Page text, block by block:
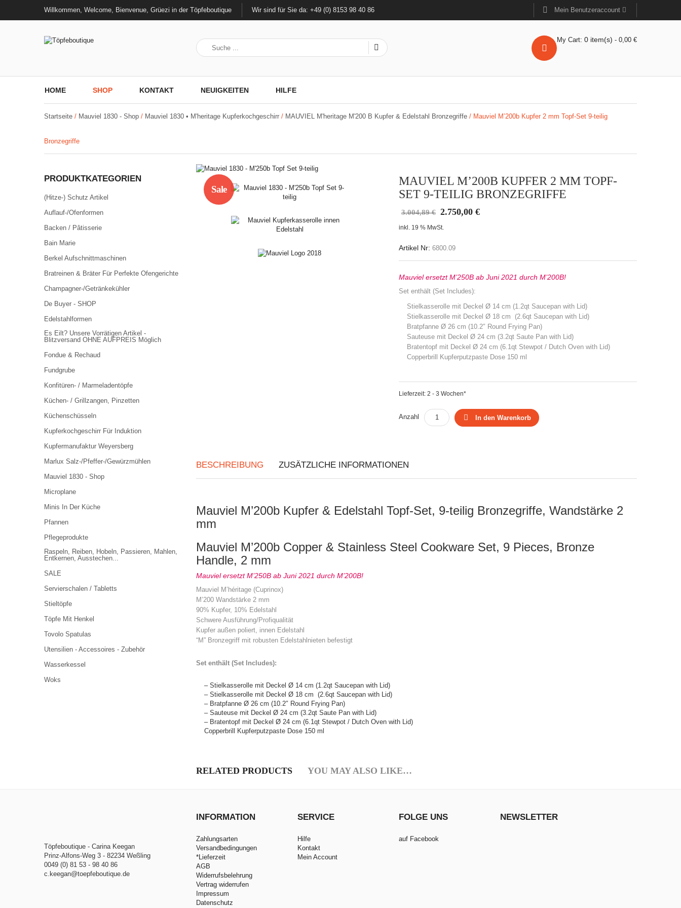
Willkommen, Welcome, Bienvenue, Grüezi in der Töpfeboutique Wir sind für Sie da: +49 (0) 8153 98 40 86 Mein Benutzeraccount
My Cart: 0 item(s) - 0,00 €
HOME SHOP KONTAKT NEUIGKEITEN HILFE
Startseite / Mauviel 1830 - Shop / Mauviel 1830 • M'heritage Kupferkochgeschirr / MAUVIEL M'heritage M'200 B Kupfer & Edelstahl Bronzegriffe / Mauviel M’200b Kupfer 2 mm Topf-Set 9-teilig
Bronzegriffe
Sale
MAUVIEL M’200B KUPFER 2 MM TOPF-
SET 9-TEILIG BRONZEGRIFFE
3.004,89€
Ursprünglicher
war:
2.750,00 €Aktueller
inkl. 19 % MwSt.
Artikel Nr: 6800.09
Mauviel ersetzt M’250B ab Juni 2021 durch M’200B!
Set enthält (Set Includes):
Stielkasserolle mit Deckel Ø 14 cm (1.2qt Saucepan with Lid)
Stielkasserolle mit Deckel Ø 18 cm (2.6qt Saucepan with Lid)
Bratpfanne Ø 26 cm (10.2″ Round Frying Pan)
Sauteuse mit Deckel Ø 24 cm (3.2qt Saute Pan with Lid)
Bratentopf mit Deckel Ø 24 cm (6.1qt Stewpot / Dutch Oven with Lid)
Copperbrill Kupferputzpaste Dose 150 ml
Lieferzeit: 2 - 3 Wochen*
Anzahl In den Warenkorb
BESCHREIBUNG ZUSÄTZLICHE INFORMATIONEN
Mauviel M’200b Kupfer & Edelstahl Topf-Set, 9-teilig Bronzegriffe, Wandstärke 2
mm
Mauviel M’200b Copper & Stainless Steel Cookware Set, 9 Pieces, Bronze
Handle, 2 mm
Mauviel ersetzt M’250B ab Juni 2021 durch M’200B!
Mauviel M’héritage (Cuprinox)
M’200 Wandstärke 2 mm
90% Kupfer, 10% Edelstahl
Schwere Ausführung/Profiqualität
Kupfer außen poliert, innen Edelstahl
“M” Bronzegriff mit robusten Edelstahlnieten befestigt
Set enthält (Set Includes):
– Stielkasserolle mit Deckel Ø 14 cm (1.2qt Saucepan with Lid)
– Stielkasserolle mit Deckel Ø 18 cm (2.6qt Saucepan with Lid)
– Bratpfanne Ø 26 cm (10.2″ Round Frying Pan)
– Sauteuse mit Deckel Ø 24 cm (3.2qt Saute Pan with Lid)
– Bratentopf mit Deckel Ø 24 cm (6.1qt Stewpot / Dutch Oven with Lid)
Copperbrill Kupferputzpaste Dose 150 ml
RELATED PRODUCTS YOU MAY ALSO LIKE…
PRODUKTKATEGORIEN
(Hitze-) Schutz Artikel
Auflauf-/Ofenformen
Backen / Pâtisserie
Bain Marie
Berkel Aufschnittmaschinen
Bratreinen & Bräter Für Perfekte Ofengerichte
Champagner-/Getränkekühler
De Buyer - SHOP
Edelstahlformen
Es Eilt? Unsere Vorrätigen Artikel -
Blitzversand OHNE AUFPREIS Möglich
Fondue & Rechaud
Fundgrube
Konfitüren- / Marmeladentöpfe
Küchen- / Grillzangen, Pinzetten
Küchenschüsseln
Kupferkochgeschirr Für Induktion
Kupfermanufaktur Weyersberg
Marlux Salz-/Pfeffer-/Gewürzmühlen
Mauviel 1830 - Shop
Microplane
Minis In Der Küche
Pfannen
Pflegeprodukte
Raspeln, Reiben, Hobeln, Passieren, Mahlen,
Entkernen, Ausstechen...
SALE
Servierschalen / Tabletts
Stieltöpfe
Töpfe Mit Henkel
Tovolo Spatulas
Utensilien - Accessoires - Zubehör
Wasserkessel
Woks
Töpfeboutique - Carina Keegan
Prinz-Alfons-Weg 3 - 82234 Weßling
0049 (0) 81 53 - 98 40 86
c.keegan@toepfeboutique.de
INFORMATION
Zahlungsarten
Versandbedingungen
*Lieferzeit
AGB
Widerrufsbelehrung
Vertrag widerrufen
Impressum
Datenschutz
SERVICE
Hilfe
Kontakt
Mein Account
FOLGE UNS
auf Facebook
NEWSLETTER